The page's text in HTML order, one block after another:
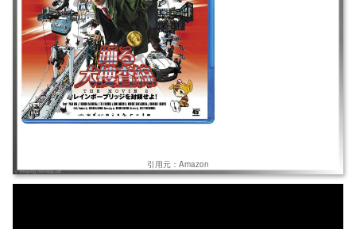
引用元：Amazon